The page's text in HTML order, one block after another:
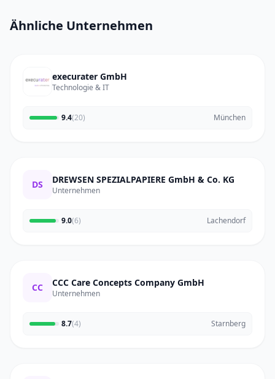
Ähnliche Unternehmen
execurater GmbH
Technologie & IT
9.4(20) München
DS DREWSEN SPEZIALPAPIERE GmbH & Co. KG
Unternehmen
9.0(6) Lachendorf
CC CCC Care Concepts Company GmbH
Unternehmen
8.7(4) Starnberg